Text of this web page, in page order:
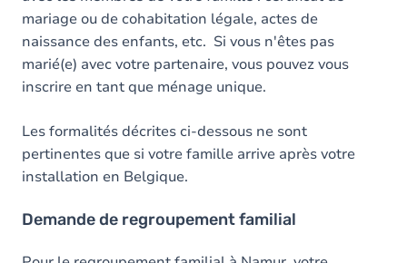
mariage ou de cohabitation légale, actes de
naissance des enfants, etc. Si vous n'êtes pas
marié(e) avec votre partenaire, vous pouvez vous
inscrire en tant que ménage unique.
Les formalités décrites ci-dessous ne sont
pertinentes que si votre famille arrive après votre
installation en Belgique.
Demande de regroupement familial